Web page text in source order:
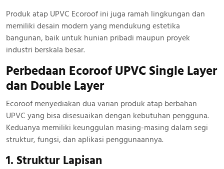
Produk atap UPVC Ecoroof ini juga ramah lingkungan dan
memiliki desain modern yang mendukung estetika
bangunan, baik untuk hunian pribadi maupun proyek
industri berskala besar.
Perbedaan Ecoroof UPVC Single Layer
dan Double Layer
Ecoroof menyediakan dua varian produk atap berbahan
UPVC yang bisa disesuaikan dengan kebutuhan pengguna.
Keduanya memiliki keunggulan masing-masing dalam segi
struktur, fungsi, dan aplikasi penggunaannya.
1. Struktur Lapisan